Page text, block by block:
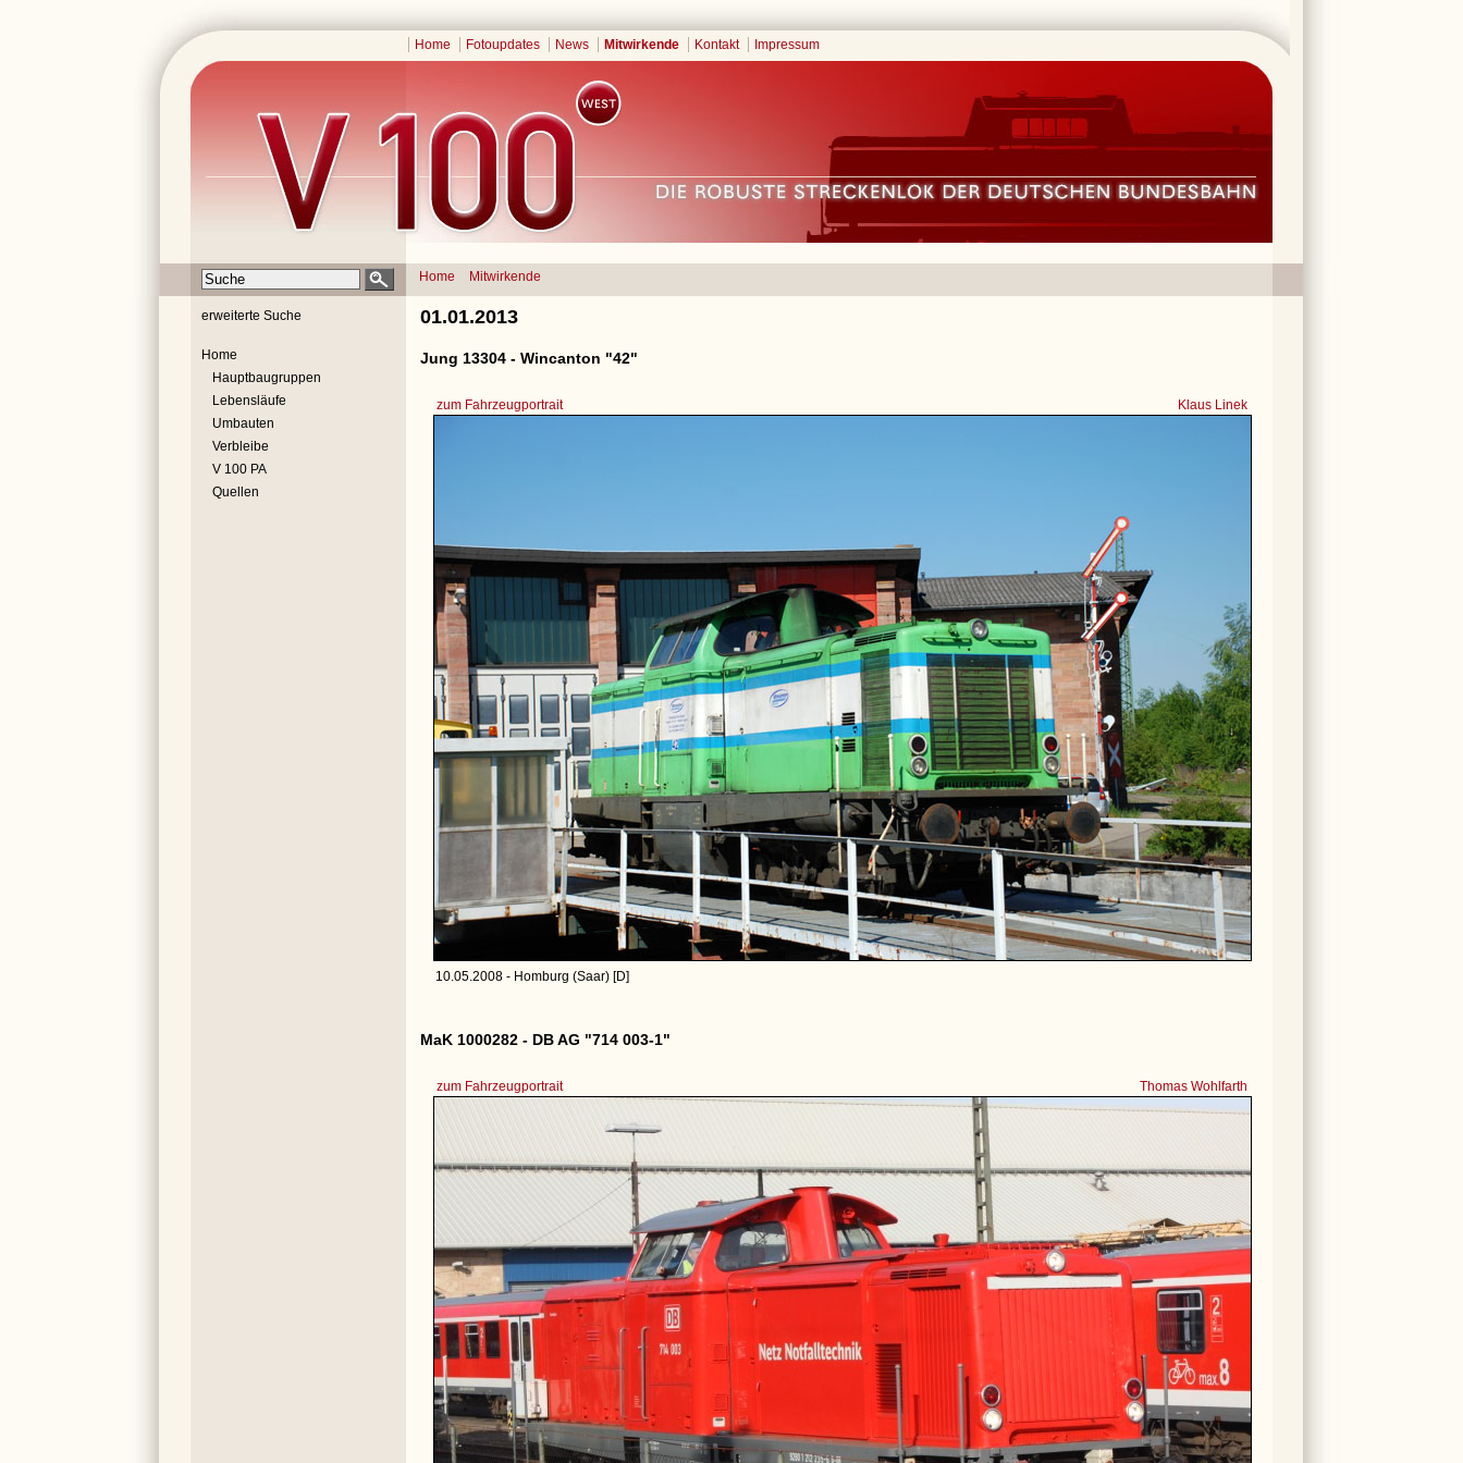
Home Fotoupdates News Mitwirkende Kontakt Impressum
Home Mitwirkende
erweiterte Suche
Home
Hauptbaugruppen
Lebensläufe
Umbauten
Verbleibe
V 100 PA
Quellen
01.01.2013
Jung 13304 - Wincanton "42"
zum Fahrzeugportrait Klaus Linek
10.05.2008 - Homburg (Saar) [D]
MaK 1000282 - DB AG "714 003-1"
zum Fahrzeugportrait Thomas Wohlfarth